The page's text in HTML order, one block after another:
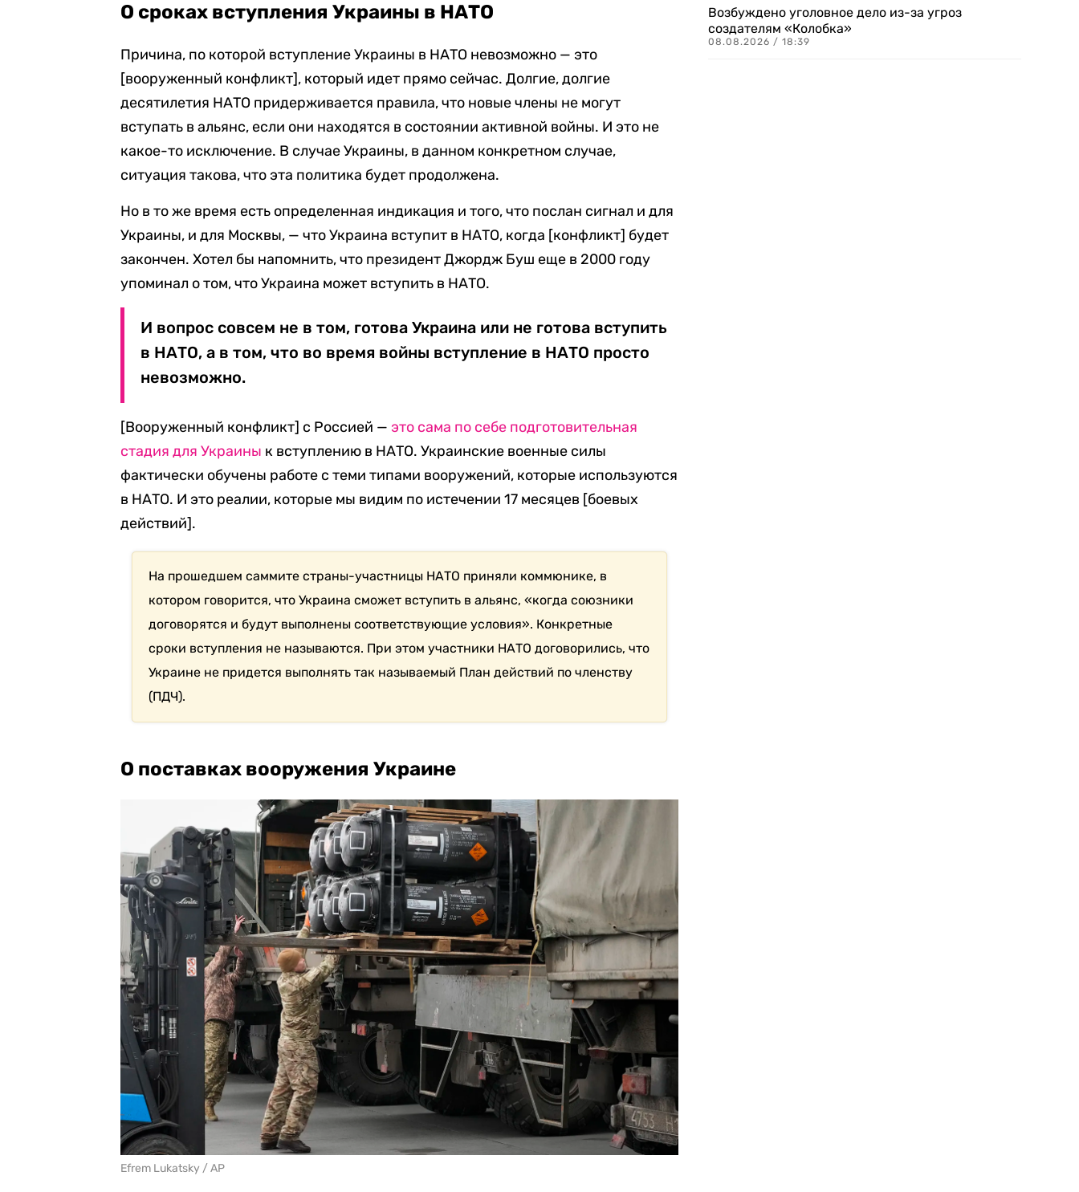
О сроках вступления Украины в НАТО
Причина, по которой вступление Украины в НАТО невозможно — это
[вооруженный конфликт], который идет прямо сейчас. Долгие, долгие
десятилетия НАТО придерживается правила, что новые члены не могут
вступать в альянс, если они находятся в состоянии активной войны. И это не
какое-то исключение. В случае Украины, в данном конкретном случае,
ситуация такова, что эта политика будет продолжена.
Но в то же время есть определенная индикация и того, что послан сигнал и для
Украины, и для Москвы, — что Украина вступит в НАТО, когда [конфликт] будет
закончен. Хотел бы напомнить, что президент Джордж Буш еще в 2000 году
упоминал о том, что Украина может вступить в НАТО.
И вопрос совсем не в том, готова Украина или не готова вступить
в НАТО, а в том, что во время войны вступление в НАТО просто
невозможно.
[Вооруженный конфликт] с Россией — это сама по себе подготовительная
стадия для Украины к вступлению в НАТО. Украинские военные силы
фактически обучены работе с теми типами вооружений, которые используются
в НАТО. И это реалии, которые мы видим по истечении 17 месяцев [боевых
действий].
На прошедшем саммите страны-участницы НАТО приняли коммюнике, в
котором говорится, что Украина сможет вступить в альянс, «когда союзники
договорятся и будут выполнены соответствующие условия». Конкретные
сроки вступления не называются. При этом участники НАТО договорились, что
Украине не придется выполнять так называемый План действий по членству
(ПДЧ).
О поставках вооружения Украине
Efrem Lukatsky / AP
Возбуждено уголовное дело из-за угроз
создателям «Колобка»
08.08.2026 / 18:39